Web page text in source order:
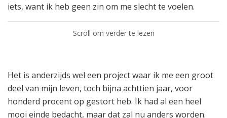
iets, want ik heb geen zin om me slecht te voelen.
Scroll om verder te lezen
Het is anderzijds wel een project waar ik me een groot
deel van mijn leven, toch bijna achttien jaar, voor
honderd procent op gestort heb. Ik had al een heel
mooi einde bedacht, maar dat zal nu anders worden.